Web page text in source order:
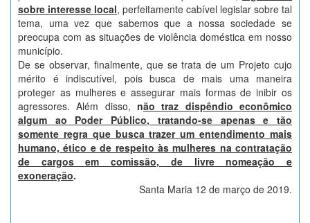
sobre interesse local, perfeitamente cabível legislar sobre tal
tema, uma vez que sabemos que a nossa sociedade se
preocupa com as situações de violência doméstica em nosso
município.
De se observar, finalmente, que se trata de um Projeto cujo
mérito é indiscutível, pois busca de mais uma maneira
proteger as mulheres e assegurar mais formas de inibir os
agressores. Além disso, não traz dispêndio econômico
algum ao Poder Público, tratando-se apenas e tão
somente regra que busca trazer um entendimento mais
humano, ético e de respeito às mulheres na contratação
de cargos em comissão, de livre nomeação e
exoneração.
Santa Maria 12 de março de 2019.